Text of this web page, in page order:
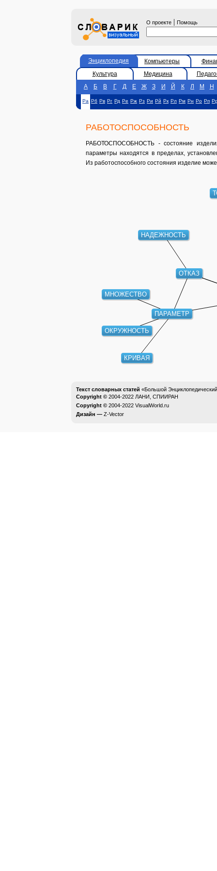
О проекте | Помощь
Энциклопедия Компьютеры
Культура
Медицина
А
Б В Г Д Е Ж З И Й К Л М Н
Ра Рб Рв Рг Рд Ре Рж Рз Ри Рй Рк Рл Рм Рн Ро Рп
РАБОТОСПОСОБНОСТЬ
РАБОТОСПОСОБНОСТЬ - состояние
параметры находятся в пределах,
Из работоспособного состояния изделие
ПАРАМЕТР
ОТКАЗ
ОКРУЖНОСТЬ
КРИВАЯ
МНОЖЕСТВО
НАДЕЖНОСТЬ
Текст словарных статей «Большой
Copyright © 2004-2022 ЛАНИ, СПИИРАН
Copyright © 2004-2022 VisualWorld.ru
Дизайн — Z-Vector